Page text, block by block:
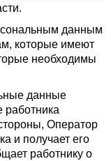
данным
которые имеют
необходимы
данные
работника
Оператор
и получает его
работнику о